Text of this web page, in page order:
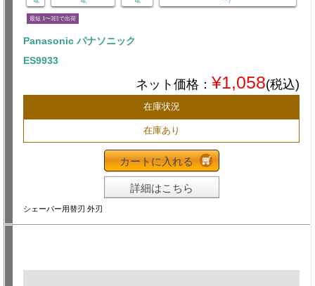
最短 1〜3日で出荷
Panasonic パナソニック
ES9933
ネット価格： ¥1,058(税込)
在庫状況
在庫あり
カートに入れる
詳細はこちら
シェーバー用替刃 外刃